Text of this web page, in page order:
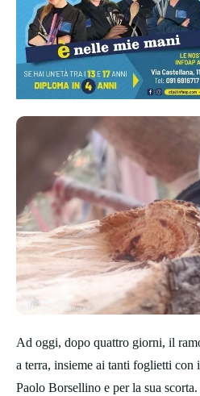
Ad oggi, dopo quattro giorni, il
a terra, insieme ai tanti foglietti con
Paolo Borsellino e per la sua